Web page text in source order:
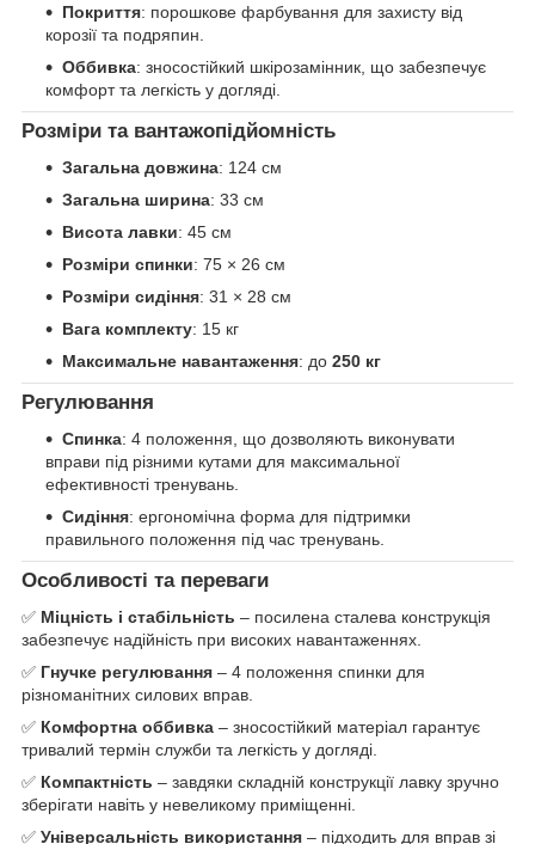
Покриття: порошкове фарбування для захисту від
корозії та подряпин.
Оббивка: зносостійкий шкірозамінник, що забезпечує
комфорт та легкість у догляді.
Розміри та вантажопідйомність
Загальна довжина: 124 см
Загальна ширина: 33 см
Висота лавки: 45 см
Розміри спинки: 75 × 26 см
Розміри сидіння: 31 × 28 см
Вага комплекту: 15 кг
Максимальне навантаження: до 250 кг
Регулювання
Спинка: 4 положення, що дозволяють виконувати
вправи під різними кутами для максимальної
ефективності тренувань.
Сидіння: ергономічна форма для підтримки
правильного положення під час тренувань.
Особливості та переваги
✅ Міцність і стабільність – посилена сталева конструкція
забезпечує надійність при високих навантаженнях.
✅ Гнучке регулювання – 4 положення спинки для
різноманітних силових вправ.
✅ Комфортна оббивка – зносостійкий матеріал гарантує
тривалий термін служби та легкість у догляді.
✅ Компактність – завдяки складній конструкції лавку зручно
зберігати навіть у невеликому приміщенні.
✅ Універсальність використання – підходить для вправ зі